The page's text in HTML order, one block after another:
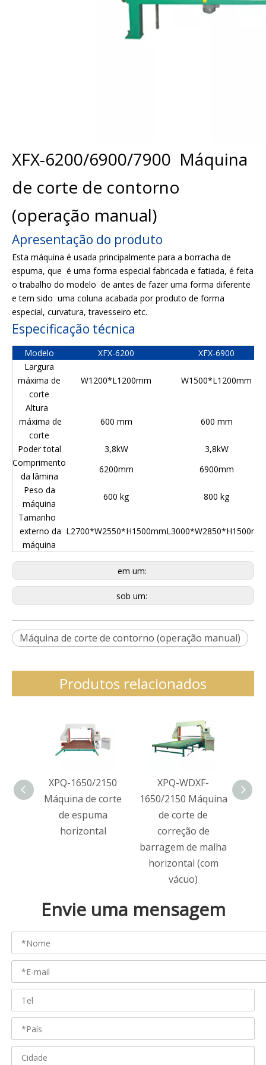
XFX-6200/6900/7900 Máquina
de corte de contorno
(operação manual)
Apresentação do produto
Esta máquina é usada principalmente para a borracha de
espuma, que é uma forma especial fabricada e fatiada, é feita
o trabalho do modelo de antes de fazer uma forma diferente
e tem sido uma coluna acabada por produto de forma
especial, curvatura, travesseiro etc.
Especificação técnica
Modelo XFX-6200
XFX-6900
Largura
máxima de
corte
W1200*L1200mm W1500*L1200mm
Altura
máxima de
corte
600 mm 600 mm
Poder total 3,8kW
3,8kW
Comprimento
da lâmina
6200mm
6900mm
Peso da
máquina
600 kg
800 kg
Tamanho
externo da
máquina
L2700*W2550*H1500mmL3000*W2850*H1500mm
em um:
sob um:
Máquina de corte de contorno (operação manual)
Produtos relacionados
XPQ-1650/2150
Máquina de corte
de espuma
horizontal
XPQ-WDXF-
1650/2150 Máquina
de corte de
correção de
barragem de malha
horizontal (com
vácuo)
Envie uma mensagem